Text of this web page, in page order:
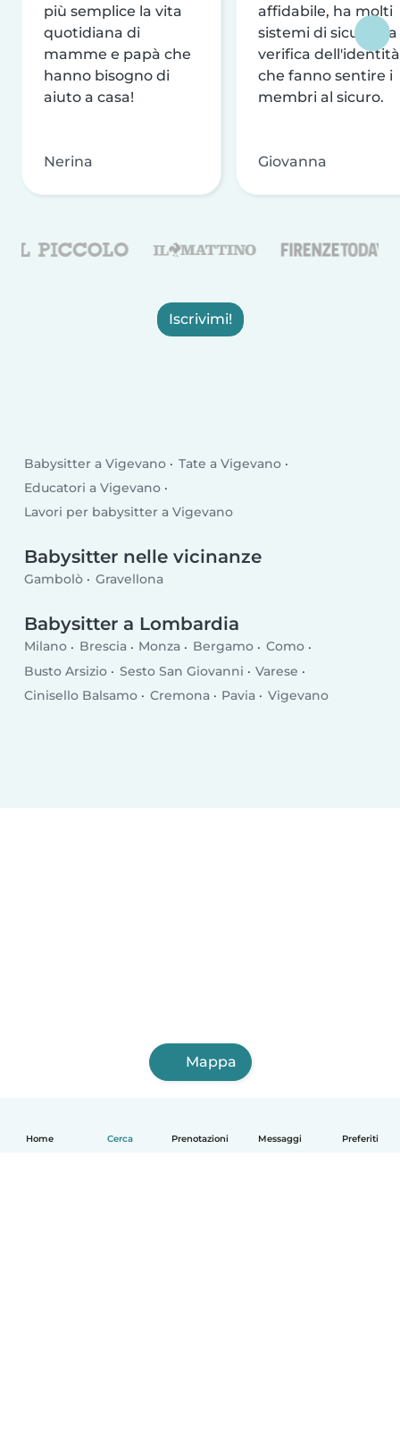
Home Cerca Prenotazioni Messaggi Preferiti
più semplice la vita
quotidiana di
mamme e papà che
hanno bisogno di
aiuto a casa!
Nerina
affidabile, ha molti
sistemi di sicurezza
verifica dell'identità
che fanno sentire i
membri al sicuro.
Giovanna
Iscrivimi!
Babysitter a Vigevano
Tate a Vigevano
Educatori a Vigevano
Lavori per babysitter a Vigevano
Babysitter nelle vicinanze
Gambolò Gravellona
Babysitter a Lombardia
Milano Brescia Monza Bergamo
Como
Busto Arsizio
Sesto San Giovanni
Varese
Cinisello Balsamo
Cremona Pavia Vigevano
Mappa